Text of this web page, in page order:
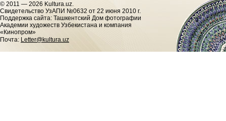
© 2011 — 2026 Kultura.uz.
Cвидетельство УзАПИ №0632 от 22 июня 2010 г.
Поддержка сайта: Ташкентский Дом фотографии
Академии художеств Узбекистана и компания
«Кинопром»
Почта: Letter@kultura.uz